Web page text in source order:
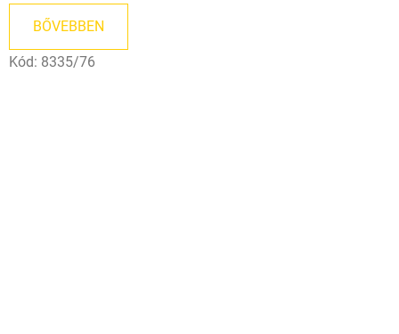
BŐVEBBEN
Kód: 8335/76